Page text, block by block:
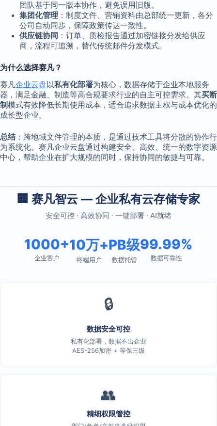
团队基于同一版本协作，避免误用旧版。
集团化管理 ：制度文件、营销资料由总部统一更新，各分
公司自动同步，保障政策传达一致性。
供应链协同 ：订单、质检报告通过加密链接分发给供应
商，流程可追溯，替代传统邮件分发模式。
为什么选择赛凡？
赛凡企业云盘 以私有化部署为核心，数据存储于企业本地服务
器，满足金融、制造等高合规要求行业的自主可控需求。其买断
制模式有效降低长期使用成本，适合追求数据主权与成本优化的
成长型企业。
总结：跨地域文件管理的本质，是通过技术工具将分散的协作行
为系统化。赛凡企业云盘通过构建安全、高效、统一的数字资源
中心，帮助企业在扩大规模的同时，保持协同的敏捷与可靠。
🏢 赛凡智云 — 企业私有云存储专家
安全可控 · 高效协同 · 一键部署 · AI就绪
1000+
企业客户
10万+
终端用户
PB级
数据托管
99.99%
数据可靠性
🔒
数据安全可控
私有化部署，数据不出企业
AES-256加密 + 等保三级
👥
精细权限管控